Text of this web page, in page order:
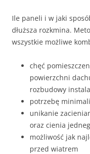
Ile paneli i w jaki
dłuższa rozkmina.
wszystkie możliwe
chęć
powierzchni
rozbudowy
potrzebę
unikanie
oraz cienia
możliwość jak
przed wiatrem